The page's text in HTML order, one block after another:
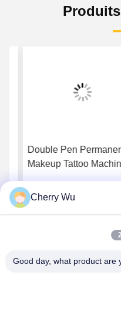
Double Pen Permanent
Makeup Tattoo Machine
eye-liner de sourcil
Obtenez le meilleur prix
Cherry Wu
Good day, what product are